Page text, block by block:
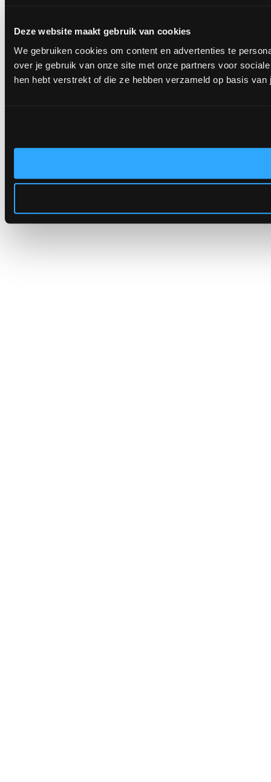
Deze website maakt gebruik van cookies
We gebruiken cookies om content en advertenties te
over je gebruik van onze site met onze partners voor
hen hebt verstrekt of die ze hebben verzameld op basis van